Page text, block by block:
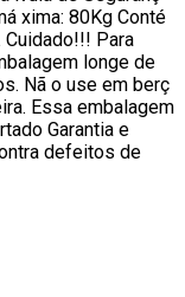
xima: 80Kg Conté
Cuidado!!! Para
longe de
Nã o use em berç
Essa embalagem
Garantia e
defeitos de